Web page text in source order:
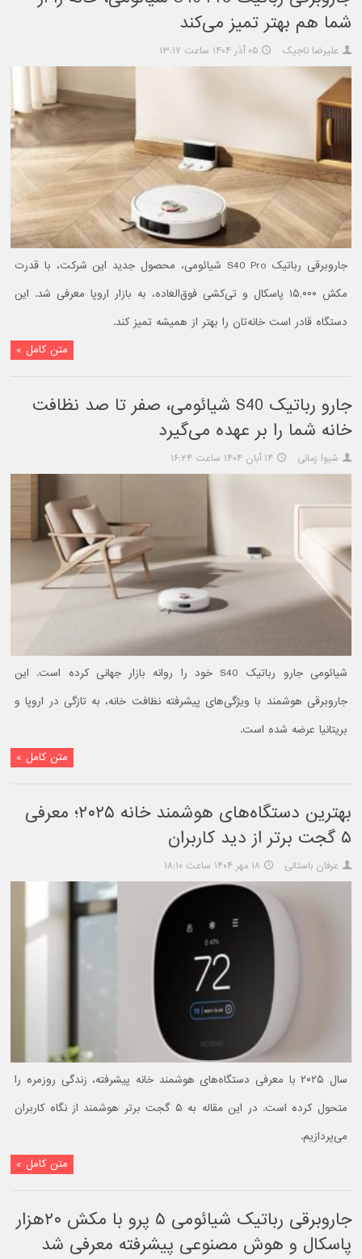
شما هم بهتر تمیز می‌کند
علیرضا تاجیک ۰۵ آذر ۱۴۰۴ ساعت ۱۳:۱۷
جاروبرقی رباتیک S40 Pro شیائومی، محصول جدید این شرکت، با قدرت
مکش ۱۵,۰۰۰ پاسکال و تی‌کشی فوق‌العاده، به بازار اروپا معرفی شد. این
دستگاه قادر است خانه‌تان را بهتر از همیشه تمیز کند.
متن کامل »
جارو رباتیک S40 شیائومی، صفر تا صد نظافت
خانه شما را بر عهده می‌گیرد
شیوا زمانی ۱۴ آبان ۱۴۰۴ ساعت ۱۶:۲۴
شیائومی جارو رباتیک S40 خود را روانه بازار جهانی کرده است. این
جاروبرقی هوشمند با ویژگی‌های پیشرفته نظافت خانه، به تازگی در اروپا و
بریتانیا عرضه شده است.
متن کامل »
بهترین دستگاه‌های هوشمند خانه ۲۰۲۵؛ معرفی
۵ گجت برتر از دید کاربران
عرفان باستانی ۱۸ مهر ۱۴۰۴ ساعت ۱۸:۱۰
سال ۲۰۲۵ با معرفی دستگاه‌های هوشمند خانه پیشرفته، زندگی روزمره را
متحول کرده است. در این مقاله به ۵ گجت برتر هوشمند از نگاه کاربران
می‌پردازیم.
متن کامل »
جاروبرقی رباتیک شیائومی ۵ پرو با مکش ۲۰هزار
پاسکال و هوش مصنوعی پیشرفته معرفی شد